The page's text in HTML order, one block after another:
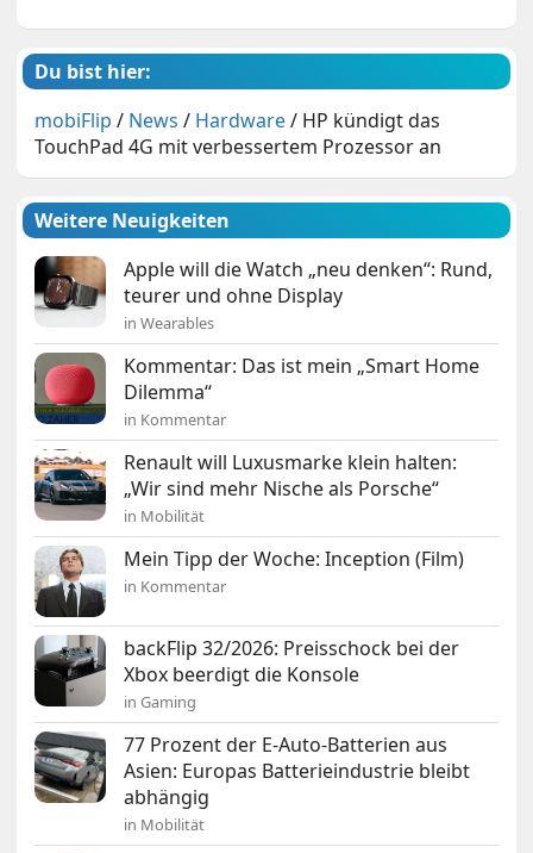
Du bist hier:
mobiFlip / News / Hardware/ HP kündigt das
TouchPad 4G mit verbessertem Prozessor an
Weitere Neuigkeiten
Apple will die Watch „neu denken“: Rund,
teurer und ohne Display
in Wearables
Kommentar: Das ist mein „Smart Home
Dilemma“
in Kommentar
Renault will Luxusmarke klein halten:
„Wir sind mehr Nische als Porsche“
in Mobilität
Mein Tipp der Woche: Inception (Film)
in Kommentar
backFlip 32/2026: Preisschock bei der
Xbox beerdigt die Konsole
in Gaming
77 Prozent der E-Auto-Batterien aus
Asien: Europas Batterieindustrie bleibt
abhängig
in Mobilität